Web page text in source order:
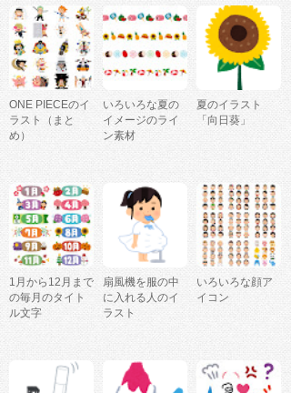
ONE PIECEのイ
ラスト（まと
め）
いろいろな夏の
イメージのライ
ン素材
夏のイラスト
「向日葵」
1月から12月まで
の毎月のタイト
ル文字
扇風機を服の中
に入れる人のイ
ラスト
いろいろな顔ア
イコン